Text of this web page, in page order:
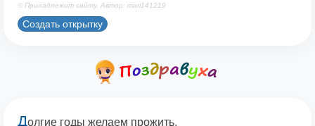
© Принадлежит сайту. Автор: mari141219
Создать открытку
Долгие годы желаем прожить,